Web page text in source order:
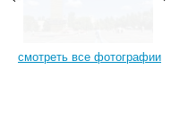
смотреть все фотографии